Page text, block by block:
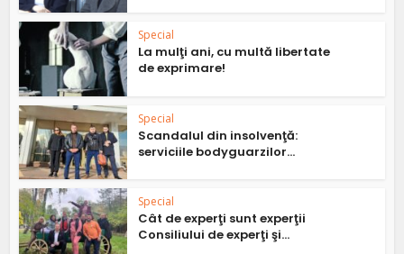
Special
La mulţi ani, cu multă libertate
de exprimare!
Special
Scandalul din insolvenţă:
serviciile bodyguarzilor...
Special
Cât de experţi sunt experţii
Consiliului de experţi şi...